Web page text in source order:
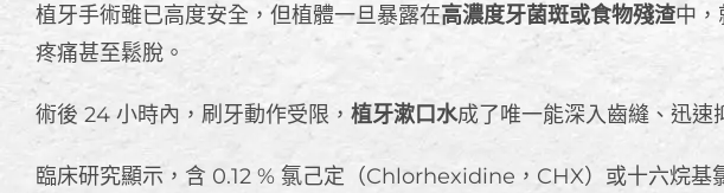
植牙手術雖已高度安全，但植體一旦暴露在高濃度牙菌斑或食物殘渣中，
疼痛甚至鬆脫。
術後 24 小時內，刷牙動作受限， 植牙漱口水成了唯一能深入齒縫、迅速
臨床研究顯示，含 0.12 % 氯己定（Chlorhexidine，CHX）或十六烷